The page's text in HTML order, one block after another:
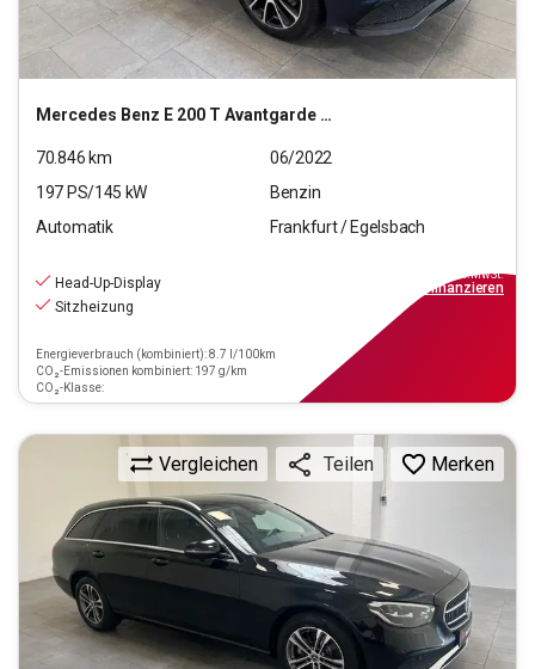
Mercedes Benz E 200 T Avantgarde 4Matic (EURO 6d)
70.846 km
06/2022
197 PS/145 kW
Benzin
Automatik
Frankfurt / Egelsbach
Head-Up-Display
Sitzheizung
Energieverbrauch (kombiniert): 8.7 l/100km
CO₂-Emissionen kombiniert: 197 g/km
CO₂-Klasse:
inkl.MwSt.
finanzieren
Vergleichen Teilen Merken